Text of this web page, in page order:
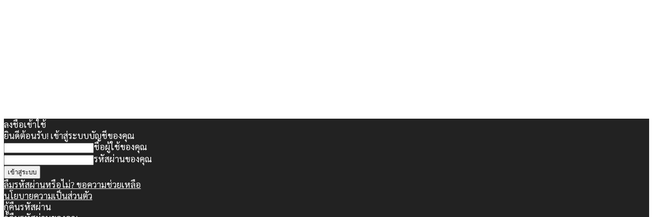
ลงชื่อเข้าใช้
ยินดีต้อนรับ! เข้าสู่ระบบบัญชีของคุณ
ชื่อผู้ใช้ของคุณ
รหัสผ่านของคุณ
ลืมรหัสผ่านหรือไม่? ขอความช่วยเหลือ
นโยบายความเป็นส่วนตัว
กู้คืนรหัสผ่าน